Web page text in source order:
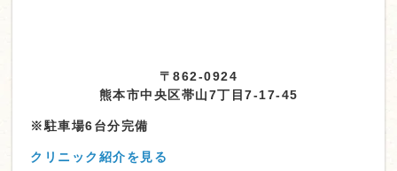
〒862-0924
熊本市中央区帯山7丁目7-17-45
※駐車場6台分完備
クリニック紹介を見る